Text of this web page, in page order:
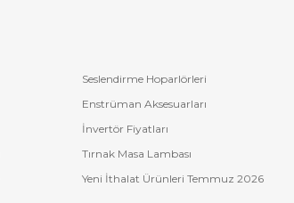
Seslendirme Hoparlörleri
Enstrüman Aksesuarları
İnvertör Fiyatları
Tırnak Masa Lambası
Yeni İthalat Ürünleri Temmuz 2026